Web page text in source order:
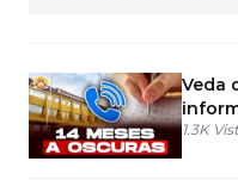
Veda
1.3K